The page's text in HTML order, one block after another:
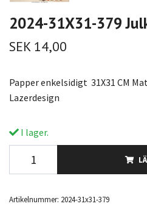
2024-31X31-379
SEK 14,00
Papper enkelsidigt 31X31 CM
Lazerdesign
I lager.
Artikelnummer: 2024-31x31-379